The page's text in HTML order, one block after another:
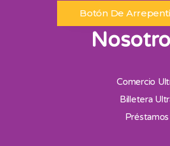
Botón De
Comercio
Billetera
Préstamos